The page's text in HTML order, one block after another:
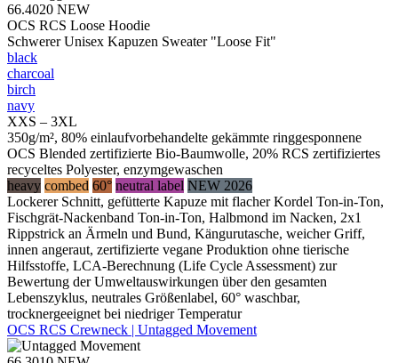
66.4020 NEW
OCS RCS Loose Hoodie
Schwerer Unisex Kapuzen Sweater "Loose Fit"
black
charcoal
birch
navy
XXS – 3XL
350g/m², 80% einlaufvorbehandelte gekämmte ringgesponnene
OCS Blended zertifizierte Bio-Baumwolle, 20% RCS zertifiziertes
recyceltes Polyester, enzymgewaschen
heavy combed 60° neutral label NEW 2026
Lockerer Schnitt, gefütterte Kapuze mit flacher Kordel Ton-in-Ton,
Fischgrät-Nackenband Ton-in-Ton, Halbmond im Nacken, 2x1
Rippstrick an Ärmeln und Bund, Kängurutasche, weicher Griff,
innen angeraut, zertifizierte vegane Produktion ohne tierische
Hilfsstoffe, LCA-Berechnung (Life Cycle Assessment) zur
Bewertung der Umweltauswirkungen über den gesamten
Lebenszyklus, neutrales Größenlabel, 60° waschbar,
trocknergeeignet bei niedriger Temperatur
OCS RCS Crewneck | Untagged Movement